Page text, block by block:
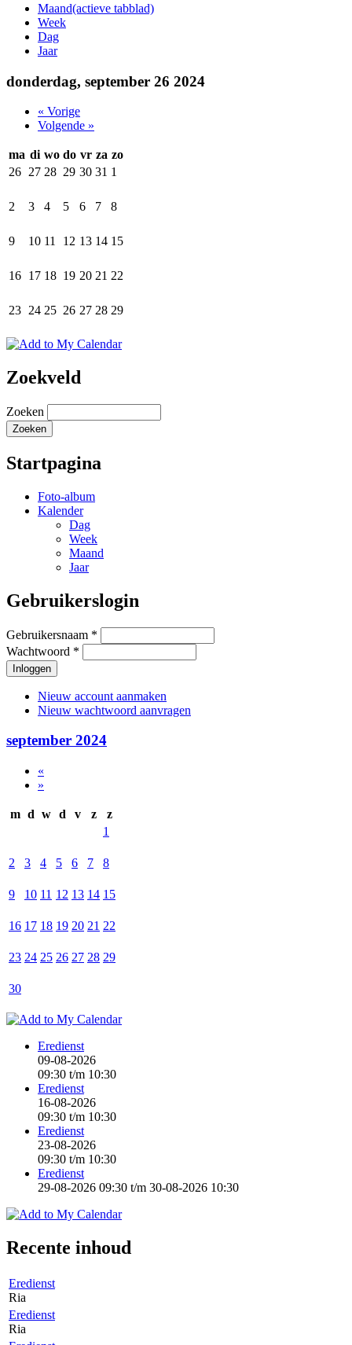
Maand(actieve tabblad)
Week
Dag
Jaar
donderdag, september 26 2024
« Vorige
Volgende »
ma di wo do vr za zo
26 27 28 29 30 31 1
2 3 4 5 6 7 8
9 10 11 12 13 14 15
16 17 18 19 20 21 22
23 24 25 26 27 28 29
Zoekveld
Zoeken
Startpagina
Foto-album
Kalender
Dag
Week
Maand
Jaar
Gebruikerslogin
Gebruikersnaam *
Wachtwoord *
Nieuw account aanmaken
Nieuw wachtwoord aanvragen
september 2024
«
»
m d w d v z
z
1
2 3 4 5 6 7 8
9 10 11 12 13 14 15
16 17 18 19 20 21 22
23 24 25 26 27 28 29
30
Eredienst
09-08-2026
09:30 t/m 10:30
Eredienst
16-08-2026
09:30 t/m 10:30
Eredienst
23-08-2026
09:30 t/m 10:30
Eredienst
29-08-2026 09:30 t/m 30-08-2026 10:30
Recente inhoud
Eredienst
Ria
Eredienst
Ria